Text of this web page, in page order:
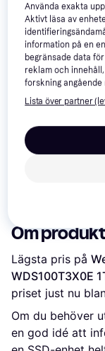
Om
Lägsta pris på
WDS100T3X0E
priset just nu
Om du behöver
en god idé att
Använda exakta
Aktivt läsa av
information på en
begränsade data
reklam och
forskning
Lista över partner